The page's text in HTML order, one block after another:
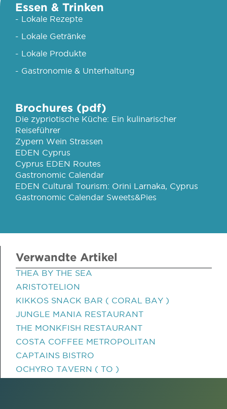
Essen & Trinken
- Lokale Rezepte
- Lokale Getränke
- Lokale Produkte
- Gastronomie & Unterhaltung
Brochures (pdf)
Die zypriotische Küche: Ein kulinarischer
Reiseführer
Zypern Wein Strassen
EDEN Cyprus
Cyprus EDEN Routes
Gastronomic Calendar
EDEN Cultural Tourism: Orini Larnaka, Cyprus
Gastronomic Calendar Sweets&Pies
Verwandte Artikel
THEA BY THE SEA
ARISTOTELION
KIKKOS SNACK BAR ( CORAL BAY )
JUNGLE MANIA RESTAURANT
THE MONKFISH RESTAURANT
COSTA COFFEE METROPOLITAN
CAPTAINS BISTRO
OCHYRO TAVERN ( TO )